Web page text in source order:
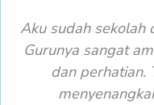
Aku sudah sekolah
Gurunya sangat
dan perhatian.